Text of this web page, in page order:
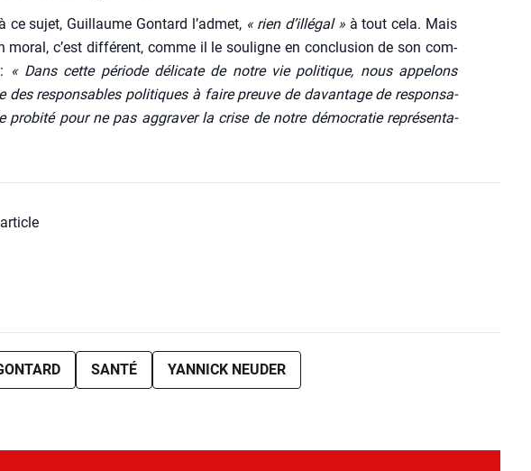
ce sujet, Guillaume Gon­tard l’ad­met, « rien d’illé­gal »à tout cela. Mais
moral, c’est dif­fé­rent, comme il le sou­ligne en conclu­sion de son com­
« Dans cette période déli­cate de notre vie poli­tique, nous appe­lons
des res­pon­sables poli­tiques à faire preuve de davan­tage de res­pon­sa­
pro­bi­té pour ne pas aggra­ver la crise de notre démo­cra­tie repré­sen­ta­
SANTÉ YANNICK NEUDER